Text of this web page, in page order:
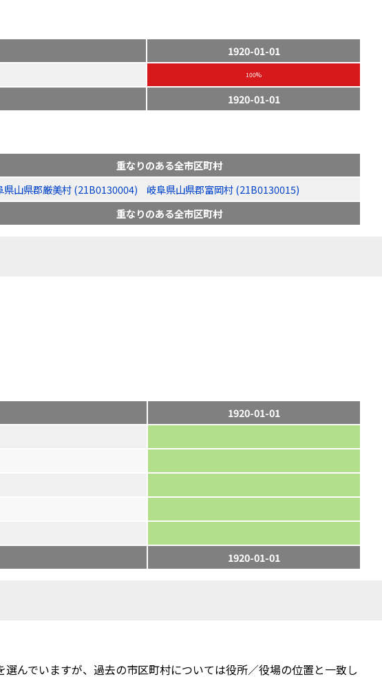
1920-01-01
100%
1920-01-01
重なりのある全市区町村
県山県郡厳美村 (21B0130004)
岐阜県山県郡富岡村 (21B0130015)
重なりのある全市区町村
1920-01-01
1920-01-01
んでいますが、過去の市区町村については役所／役場の位置と一致し